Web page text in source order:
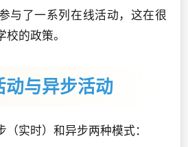
与了一系列在线活动，这在很
的政策。
动与异步活动
实时）和异步两种模式：